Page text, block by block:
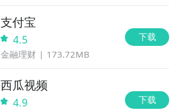
支付宝
4.5
金融理财 173.72MB
下载
西瓜视频
4.9 下载